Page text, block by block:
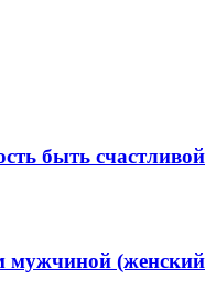
быть счастливой
мужчиной (женский